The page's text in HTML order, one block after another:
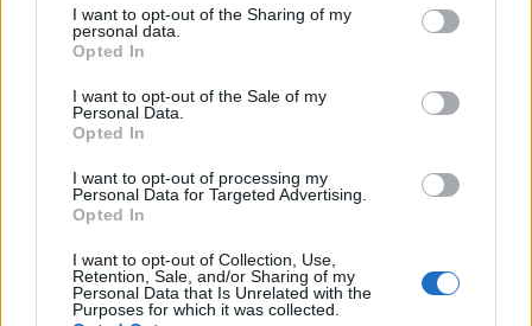
not limited to your visit or usage behaviour. You may click to
grant or deny consent to Google and its third-party tags to
use your data for below specified purposes in below Google
consent section.
I want to opt-out of the Sharing of my
personal data.
Opted In
I want to opt-out of the Sale of my
Personal Data.
Opted In
I want to opt-out of processing my
Personal Data for Targeted Advertising.
Opted In
I want to opt-out of Collection, Use,
Retention, Sale, and/or Sharing of my
Personal Data that Is Unrelated with the
Purposes for which it was collected.
Condanna di Luigi Giacomo Passeri in
Egitto
Luigi Giacomo Passeri è stato condannato a 25
anni di carcere in Egitto, con la sentenza
sorpreso con della droga, suscitando un dibattito
sulle leggi severe relative alla droga in molti paesi.
Questo caso ha evidenziato le differenze legali tra
le nazioni e le conseguenze che possono derivare